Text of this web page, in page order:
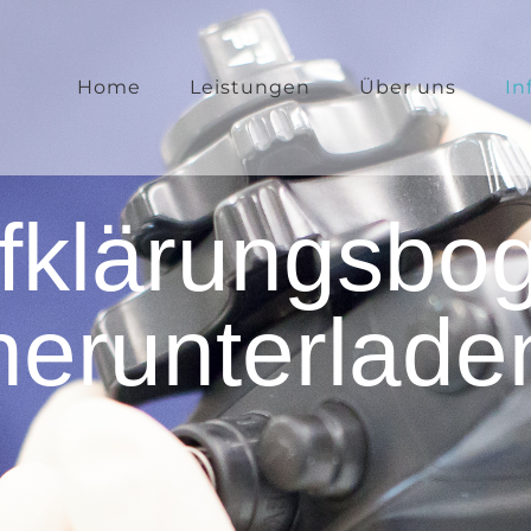
Home Leistungen Über uns